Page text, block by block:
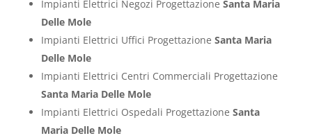
Impianti Elettrici Negozi Progettazione Santa Maria
Delle Mole
Impianti Elettrici Uffici Progettazione Santa Maria
Delle Mole
Impianti Elettrici Centri Commerciali Progettazione
Santa Maria Delle Mole
Impianti Elettrici Ospedali Progettazione Santa
Maria Delle Mole